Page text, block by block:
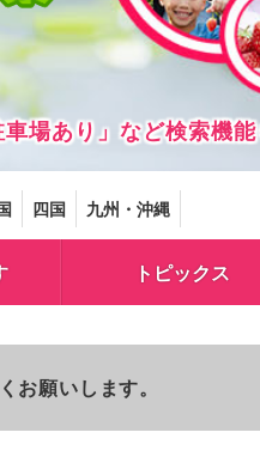
場あり」など検索機
四国 九州・沖縄
トピックス
願いします。